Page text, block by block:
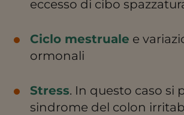
eccesso di cibo
Ciclo mestruale e
ormonali
Stress. In questo caso si
sindrome del colon